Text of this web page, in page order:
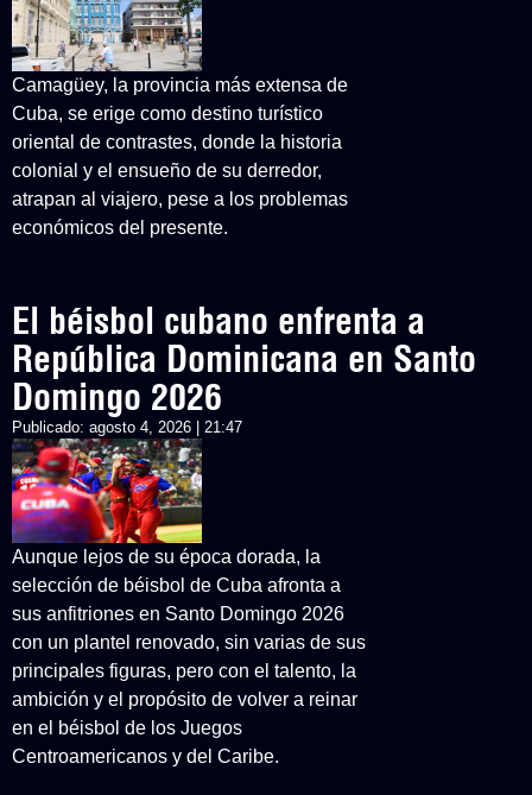
Camagüey, la provincia más extensa de
Cuba, se erige como destino turístico
oriental de contrastes, donde la historia
colonial y el ensueño de su derredor,
atrapan al viajero, pese a los problemas
económicos del presente.
El béisbol cubano enfrenta a
República Dominicana en Santo
Domingo 2026
Publicado: agosto 4, 2026 | 21:47
Aunque lejos de su época dorada, la
selección de béisbol de Cuba afronta a
sus anfitriones en Santo Domingo 2026
con un plantel renovado, sin varias de sus
principales figuras, pero con el talento, la
ambición y el propósito de volver a reinar
en el béisbol de los Juegos
Centroamericanos y del Caribe.